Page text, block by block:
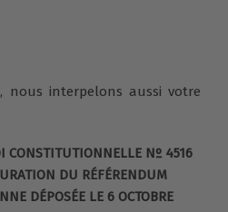
nous interpelons aussi votre
CONSTITUTIONNELLE Nº 4516
DU RÉFÉRENDUM
DÉPOSÉE LE 6 OCTOBRE